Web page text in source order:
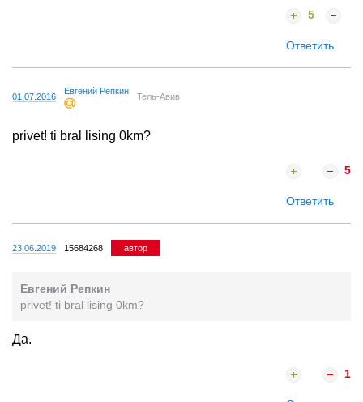
5
Ответить
01.07.2016
Евгений Репкин
Тель-Авив
privet! ti bral lising 0km?
5
Ответить
23.06.2019 15684268 автор
Евгений Репкин
privet! ti bral lising 0km?
Да.
1